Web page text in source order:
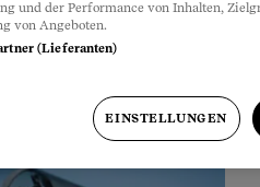
und der Performance von Inhalten,
von Angeboten.
(Lieferanten)
EINSTELLUNGEN